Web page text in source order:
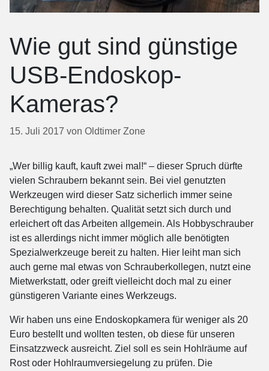
Wie gut sind günstige
USB-Endoskop-
Kameras?
15. Juli 2017 von Oldtimer Zone
„Wer billig kauft, kauft zwei mal!“ – dieser Spruch dürfte
vielen Schraubern bekannt sein. Bei viel genutzten
Werkzeugen wird dieser Satz sicherlich immer seine
Berechtigung behalten. Qualität setzt sich durch und
erleichert oft das Arbeiten allgemein. Als Hobbyschrauber
ist es allerdings nicht immer möglich alle benötigten
Spezialwerkzeuge bereit zu halten. Hier leiht man sich
auch gerne mal etwas von Schrauberkollegen, nutzt eine
Mietwerkstatt, oder greift vielleicht doch mal zu einer
günstigeren Variante eines Werkzeugs.
Wir haben uns eine Endoskopkamera für weniger als 20
Euro bestellt und wollten testen, ob diese für unseren
Einsatzzweck ausreicht. Ziel soll es sein Hohlräume auf
Rost oder Hohlraumversiegelung zu prüfen. Die